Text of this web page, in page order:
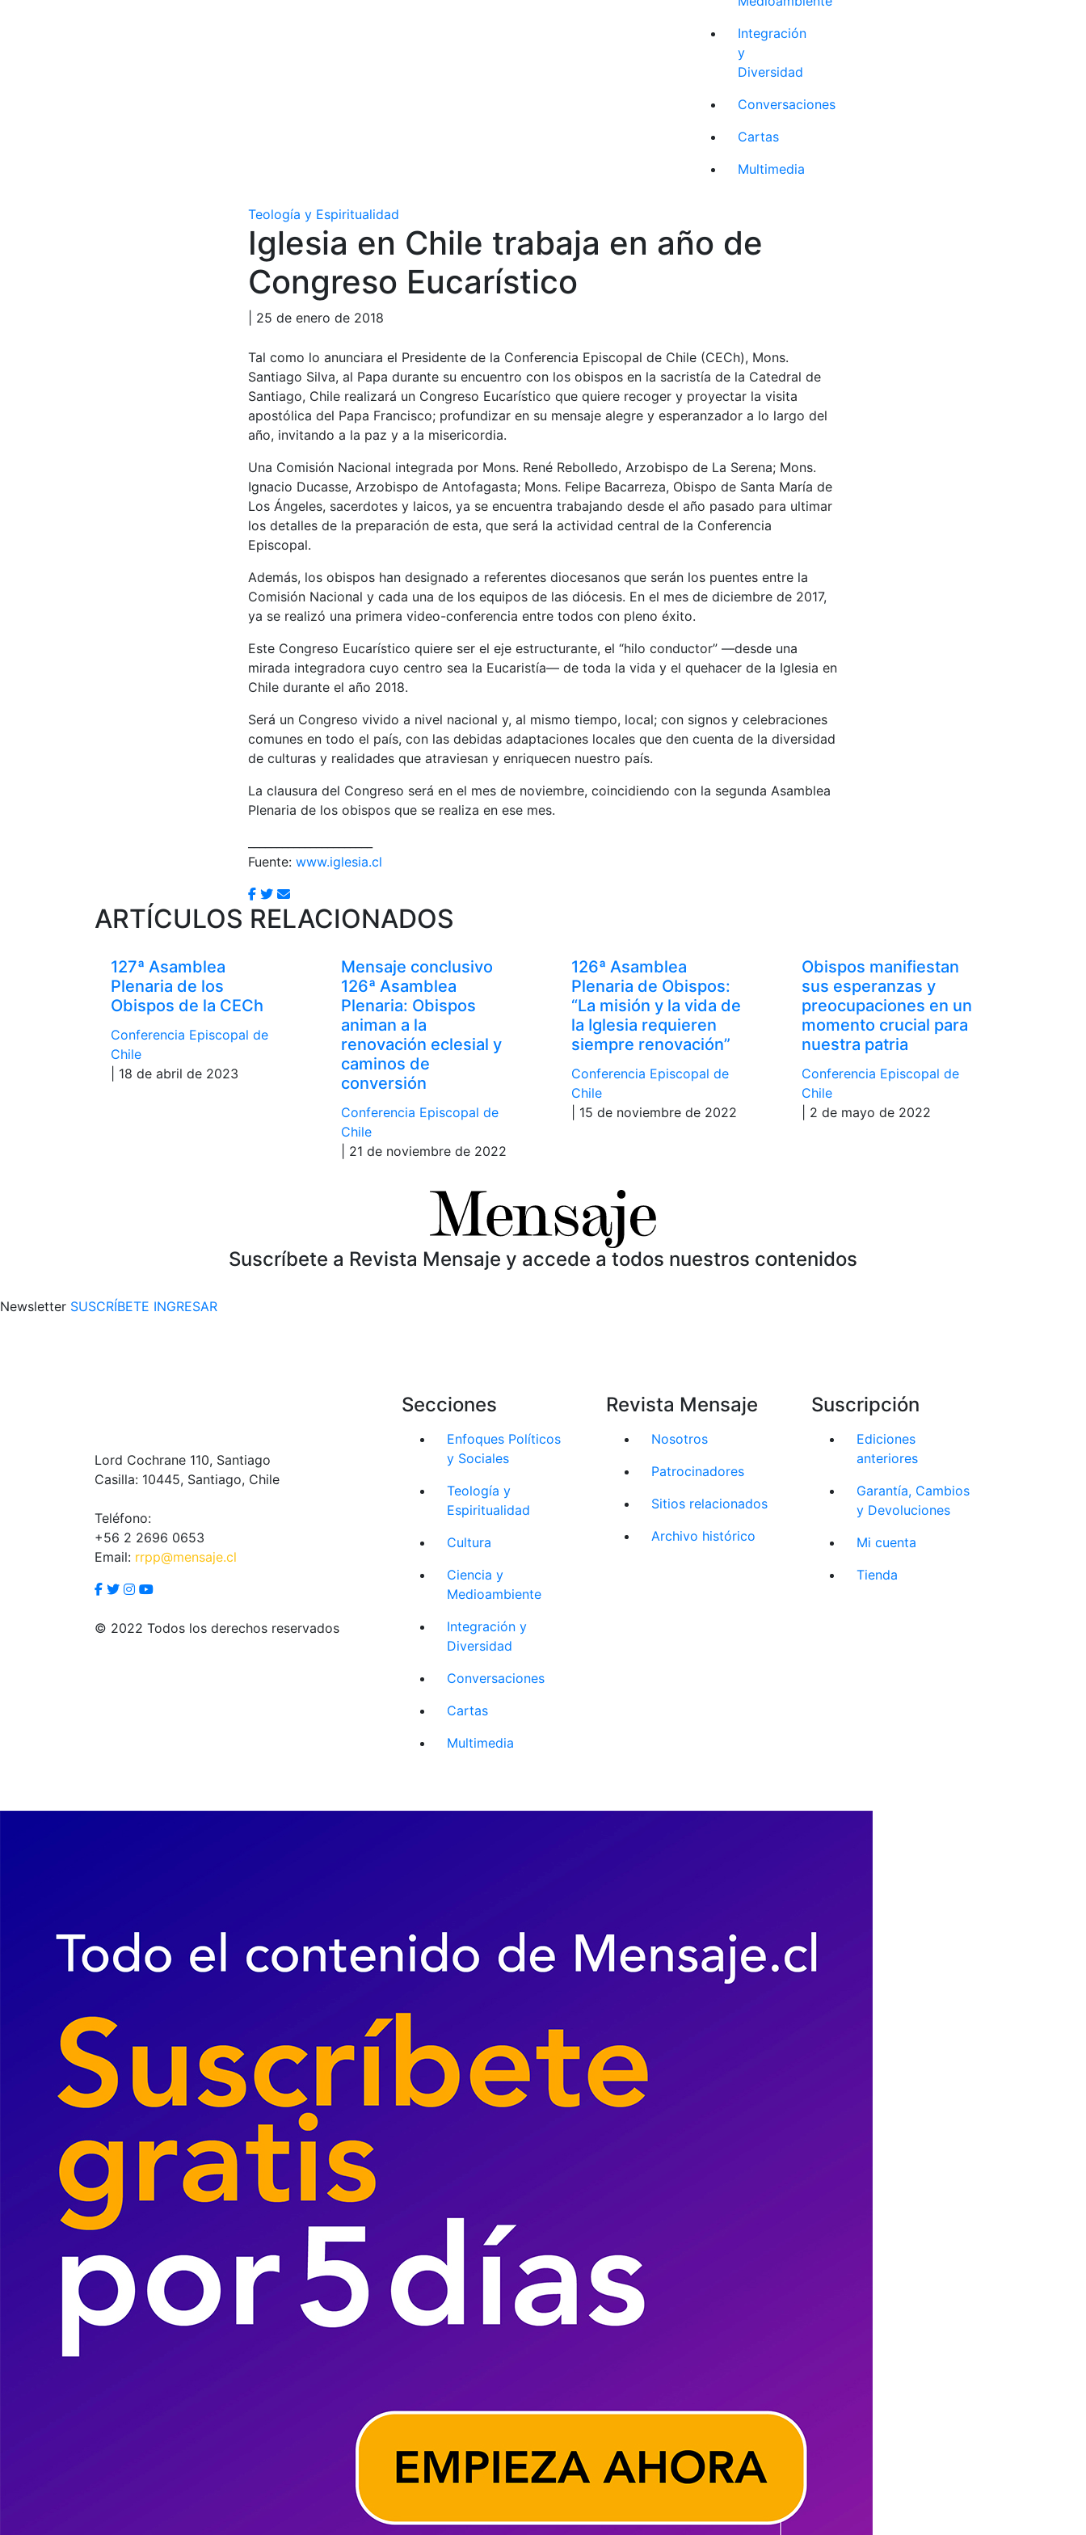
Integración
y
Diversidad
Conversaciones
Cartas
Multimedia
Teología y Espiritualidad
Iglesia en Chile trabaja en año de
Congreso Eucarístico
| 25 de enero de 2018
Tal como lo anunciara el Presidente de la Conferencia Episcopal de Chile (CECh), Mons.
Santiago Silva, al Papa durante su encuentro con los obispos en la sacristía de la Catedral de
Santiago, Chile realizará un Congreso Eucarístico que quiere recoger y proyectar la visita
apostólica del Papa Francisco; profundizar en su mensaje alegre y esperanzador a lo largo del
año, invitando a la paz y a la misericordia.
Una Comisión Nacional integrada por Mons. René Rebolledo, Arzobispo de La Serena; Mons.
Ignacio Ducasse, Arzobispo de Antofagasta; Mons. Felipe Bacarreza, Obispo de Santa María de
Los Ángeles, sacerdotes y laicos, ya se encuentra trabajando desde el año pasado para ultimar
los detalles de la preparación de esta, que será la actividad central de la Conferencia
Episcopal.
Además, los obispos han designado a referentes diocesanos que serán los puentes entre la
Comisión Nacional y cada una de los equipos de las diócesis. En el mes de diciembre de 2017,
ya se realizó una primera video-conferencia entre todos con pleno éxito.
Este Congreso Eucarístico quiere ser el eje estructurante, el “hilo conductor” —desde una
mirada integradora cuyo centro sea la Eucaristía— de toda la vida y el quehacer de la Iglesia en
Chile durante el año 2018.
Será un Congreso vivido a nivel nacional y, al mismo tiempo, local; con signos y celebraciones
comunes en todo el país, con las debidas adaptaciones locales que den cuenta de la diversidad
de culturas y realidades que atraviesan y enriquecen nuestro país.
La clausura del Congreso será en el mes de noviembre, coincidiendo con la segunda Asamblea
Plenaria de los obispos que se realiza en ese mes.
Fuente: www.iglesia.cl
ARTÍCULOS RELACIONADOS
127ª Asamblea
Plenaria de los
Obispos de la CECh
Conferencia Episcopal de
Chile
| 18 de abril de 2023
Mensaje conclusivo
126ª Asamblea
Plenaria: Obispos
animan a la
renovación eclesial y
caminos de
conversión
Conferencia Episcopal de
Chile
| 21 de noviembre de 2022
126ª Asamblea
Plenaria de Obispos:
“La misión y la vida de
la Iglesia requieren
siempre renovación”
Conferencia Episcopal de
Chile
| 15 de noviembre de 2022
Obispos manifiestan
sus esperanzas y
preocupaciones en un
momento crucial para
nuestra patria
Conferencia Episcopal de
Chile
| 2 de mayo de 2022
Suscríbete a Revista Mensaje y accede a todos nuestros contenidos
Newsletter SUSCRÍBETE INGRESAR
Lord Cochrane 110, Santiago
Casilla: 10445, Santiago, Chile
Teléfono:
+56 2 2696 0653
Email: rrpp@mensaje.cl
© 2022 Todos los derechos reservados
Secciones
Enfoques Políticos
y Sociales
Teología y
Espiritualidad
Cultura
Ciencia y
Medioambiente
Integración y
Diversidad
Conversaciones
Cartas
Multimedia
Revista Mensaje
Nosotros
Patrocinadores
Sitios relacionados
Archivo histórico
Suscripción
Ediciones
anteriores
Garantía, Cambios
y Devoluciones
Mi cuenta
Tienda